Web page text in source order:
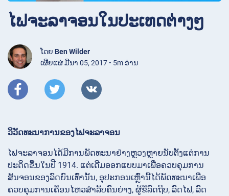
ໄຟຈະລາຈອນໃນປະເທດຕ່າງໆ
ໂດຍ Ben Wilder
ເຜີຍແຜ່ ມີນາ 05, 2017 • 5m ອ່ານ
ວິວັດທະນາການຂອງໄຟຈະລາຈອນ
ໄຟຈະລາຈອນໄດ້ມີການພັດທະນາຢ່າງຫຼວງຫຼາຍນັບຕັ້ງແຕ່ການ
ປະດິດຂຶ້ນໃນປີ 1914. ແຕ່ເດີມອອກແບບມາເພື່ອຄວບຄຸມການ
ສັນຈອນຂອງລົດຍົນເທົ່ານັ້ນ, ອຸປະກອນເຫຼົ່ານີ້ໄດ້ພັດທະນາເພື່ອ
ຄວບຄຸມການເຄື່ອນໄຫວສຳລັບຄົນຍ່າງ, ຜູ້ຂີ່ລົດຖີບ, ລົດໄຟ, ລົດ